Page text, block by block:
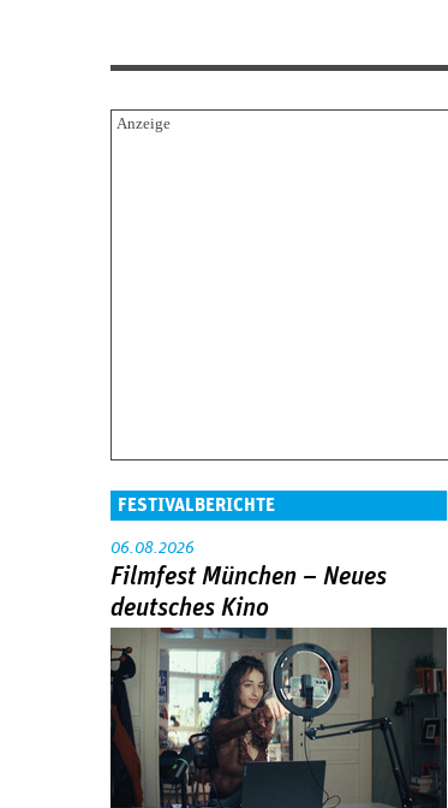
FESTIVALBERICHTE
06.08.2026
Filmfest München – Neues
deutsches Kino